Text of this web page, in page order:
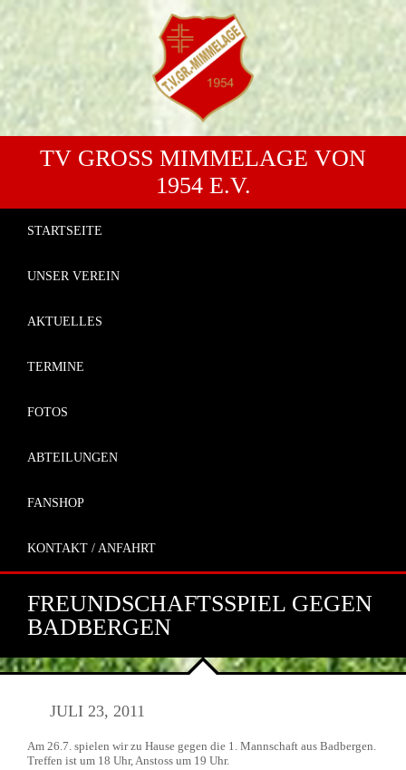
TV GROSS MIMMELAGE VON 1
954 E.V.
STARTSEITE
UNSER VEREIN
AKTUELLES
TERMINE
FOTOS
ABTEILUNGEN
FANSHOP
KONTAKT / ANFAHRT
FREUNDSCHAFTSSPIEL GEGEN
BADBERGEN
JULI 23, 2011
Am 26.7. spielen wir zu Hause gegen die 1. Mannschaft aus Badbergen.
Treffen ist um 18 Uhr, Anstoss um 19 Uhr.